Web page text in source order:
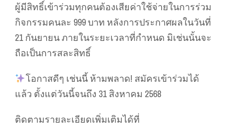
ผู้มีสิทธิ์เข้าร่วมทุกคนต้องเสียค่าใช้จ่ายในการร่วม
กิจกรรมคนละ 999 บาท หลังการประกาศผลในวันที่
21 กันยายน ภายในระยะเวลาที่กำหนด มิเช่นนั้นจะ
ถือเป็นการสละสิทธิ์
โอกาสดีๆ เช่นนี้ ห้ามพลาด! สมัครเข้าร่วมได้
แล้ว ตั้งแต่วันนี้จนถึง 31 สิงหาคม 2568
ติดตามรายละเอียดเพิ่มเติมได้ที่